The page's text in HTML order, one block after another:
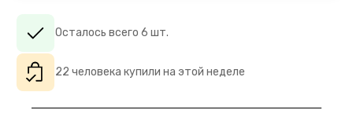
Осталось всего 6 шт.
22 человека купили на этой неделе